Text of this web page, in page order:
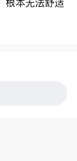
根本无法舒适